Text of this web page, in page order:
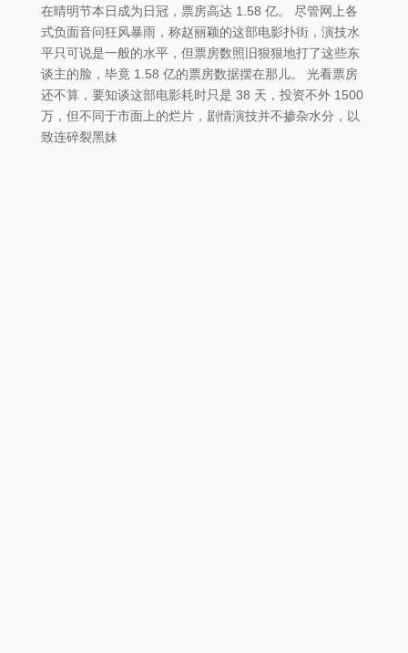
在晴明节本日成为日冠，票房高达 1.58 亿。 尽管网上各
式负面音问狂风暴雨，称赵丽颖的这部电影扑街，演技水
平只可说是一般的水平，但票房数照旧狠狠地打了这些东
谈主的脸，毕竟 1.58 亿的票房数据摆在那儿。 光看票房
还不算，要知谈这部电影耗时只是 38 天，投资不外 1500
万，但不同于市面上的烂片，剧情演技并不掺杂水分，以
致连碎裂黑妹